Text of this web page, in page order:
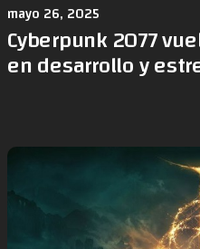
mayo 26, 2025
Cyberpunk 2077
en desarrollo y